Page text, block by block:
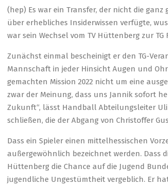
(hep) Es war ein Transfer, der nicht die
über erhebliches Insiderwissen verfügte,
war sein Wechsel vom TV Hüttenberg zur
Zunächst einmal bescheinigt er den TG-
Mannschaft in jeder Hinsicht Augen und
gemachten Mission 2022 nicht um eine
zwar der Meinung, dass uns Jannik sofort
Zukunft“, lässt Handball Abteilungsleiter
schließen, die der Abgang von Christoffer
Dass ein Spieler einen mittelhessischen
außergewöhnlich bezeichnet werden. Dass
Hüttenberg die Chance auf die Jugend
jugendliche Ungestümtheit vergeblich. Er